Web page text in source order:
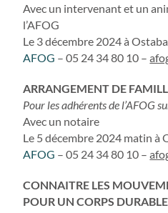
Avec un intervenant et un
l’AFOG
Le 3 décembre 2024 à
AFOG – 05 24 34 80 10 –
ARRANGEMENT DE
Pour les adhérents de l’AFOG
Avec un notaire
Le 5 décembre 2024 matin à
AFOG – 05 24 34 80 10 –
CONNAITRE LES
POUR UN CORPS DURABLE